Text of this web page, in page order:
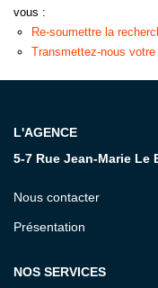
vous :
Re-soumettre la
Transmettez-nous votre
L'AGENCE
5-7 Rue Jean-Marie Le
Nous contacter
Présentation
NOS SERVICES